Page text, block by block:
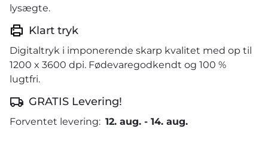
lysægte.
Klart tryk
Digitaltryk i imponerende skarp kvalitet med op til
1200 x 3600 dpi. Fødevaregodkendt og 100 %
lugtfri.
GRATIS Levering!
Forventet levering: 12. aug. - 14. aug.